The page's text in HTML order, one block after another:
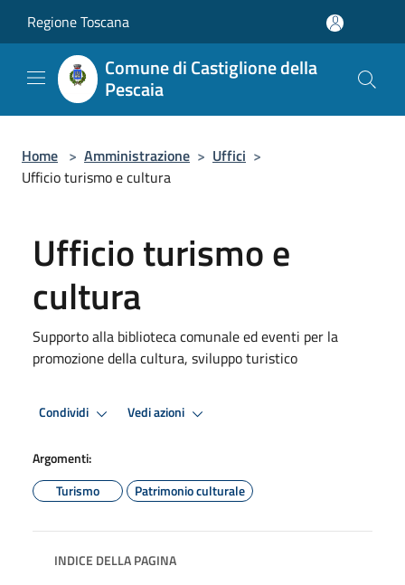
Regione Toscana
Comune di Castiglione della
Pescaia
Home > Amministrazione > Uffici >
Ufficio turismo e cultura
Ufficio turismo e
cultura
Supporto alla biblioteca comunale ed eventi per la
promozione della cultura, sviluppo turistico
Condividi Vedi azioni
Argomenti:
Turismo
Patrimonio culturale
INDICE DELLA PAGINA